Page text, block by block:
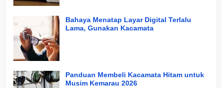
Bahaya Menatap Layar Digital Terlalu
Lama, Gunakan Kacamata
Panduan Membeli Kacamata Hitam untuk
Musim Kemarau 2026